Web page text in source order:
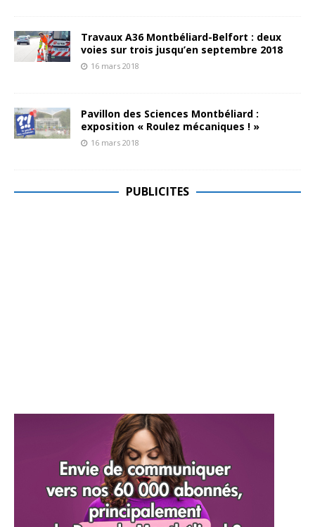
Travaux A36 Montbéliard-Belfort : deux
voies sur trois jusqu’en septembre 2018
16 mars 2018
Pavillon des Sciences Montbéliard :
exposition « Roulez mécaniques ! »
16 mars 2018
PUBLICITES